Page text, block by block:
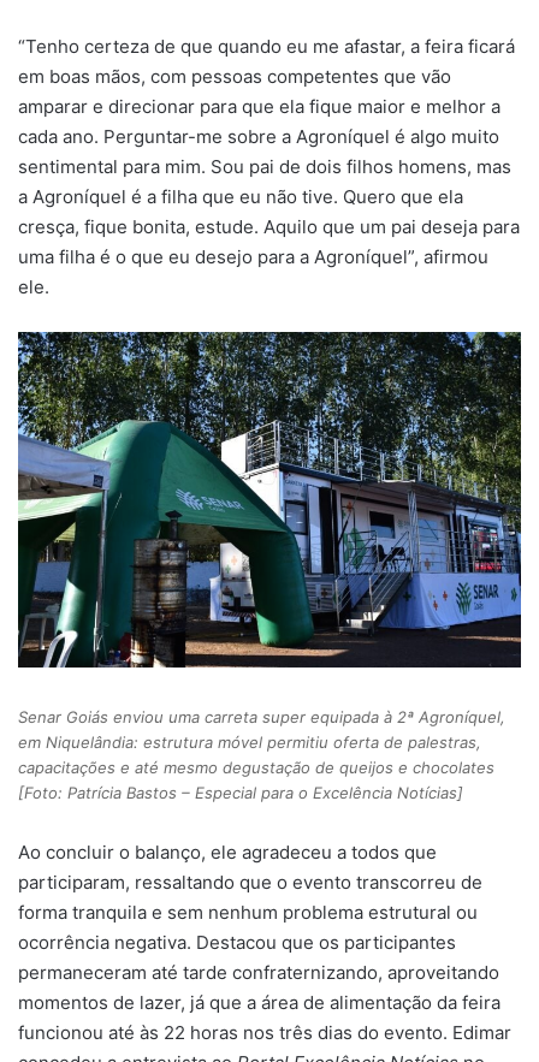
“Tenho certeza de que quando eu me afastar, a feira ficará
em boas mãos, com pessoas competentes que vão
amparar e direcionar para que ela fique maior e melhor a
cada ano. Perguntar-me sobre a Agroníquel é algo muito
sentimental para mim. Sou pai de dois filhos homens, mas
a Agroníquel é a filha que eu não tive. Quero que ela
cresça, fique bonita, estude. Aquilo que um pai deseja para
uma filha é o que eu desejo para a Agroníquel”, afirmou
ele.
Senar Goiás enviou uma carreta super equipada à 2ª Agroníquel,
em Niquelândia: estrutura móvel permitiu oferta de palestras,
capacitações e até mesmo degustação de queijos e chocolates
[Foto: Patrícia Bastos – Especial para o Excelência Notícias]
Ao concluir o balanço, ele agradeceu a todos que
participaram, ressaltando que o evento transcorreu de
forma tranquila e sem nenhum problema estrutural ou
ocorrência negativa. Destacou que os participantes
permaneceram até tarde confraternizando, aproveitando
momentos de lazer, já que a área de alimentação da feira
funcionou até às 22 horas nos três dias do evento. Edimar